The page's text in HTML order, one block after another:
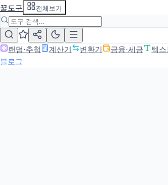
꿀도구 전체보기
랜덤·추첨 계산기 변환기 금융·세금 텍스
블로그